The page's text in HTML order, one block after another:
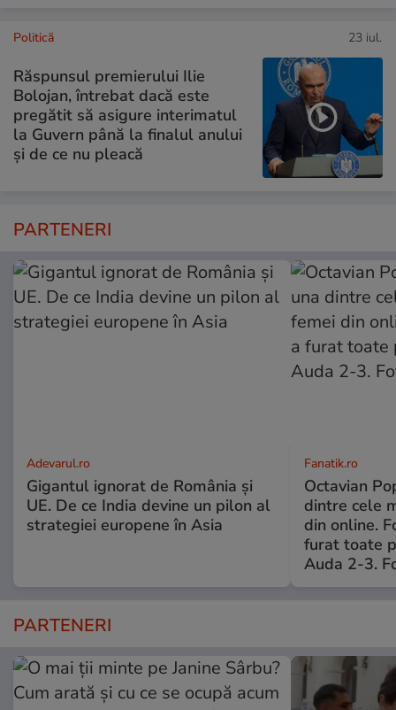
Politică 23 iul.
Răspunsul premierului Ilie
Bolojan, întrebat dacă este
pregătit să asigure interimatul
la Guvern până la finalul anului
și de ce nu pleacă
PARTENERI
Adevarul.ro
Gigantul ignorat de România și
UE. De ce India devine un pilon al
strategiei europene în Asia
Fanatik.ro
Octavian
dintre cele
din online.
furat toate
Auda 2-3.
PARTENERI